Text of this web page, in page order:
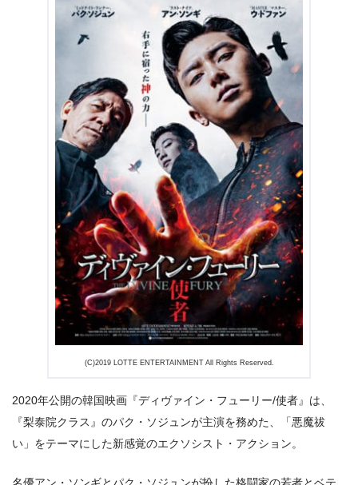
出典:U-NEXT
(C)2019 LOTTE ENTERTAINMENT All Rights Reserved.
2020年公開の韓国映画『ディヴァイン・フューリー/使者』は、
『梨泰院クラス』のパク・ソジュンが主演を務めた、「悪魔祓
い」をテーマにした新感覚のエクソシスト・アクション。